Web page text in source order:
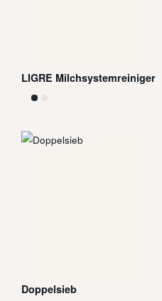
LIGRE Milchsystemreiniger
Doppelsieb